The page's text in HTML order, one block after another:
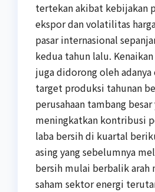
tertekan akibat kebijakan
ekspor dan volatilitas
pasar internasional
kedua tahun lalu.
juga didorong oleh
target produksi tahunan
perusahaan tambang
meningkatkan kontribusi
laba bersih di kuartal
asing yang sebelumnya
bersih mulai berbalik arah
saham sektor energi